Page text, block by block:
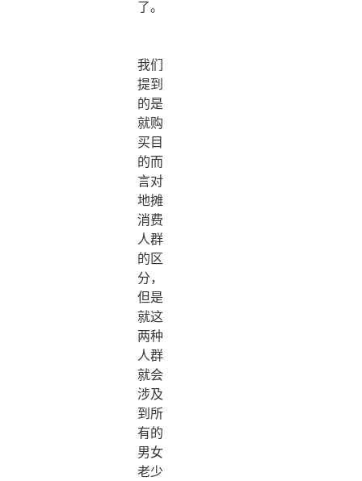
了。
我们
提到
的是
就购
买目
的而
言对
地摊
消费
人群
的区
分，
但是
就这
两种
人群
就会
涉及
到所
有的
男女
老少